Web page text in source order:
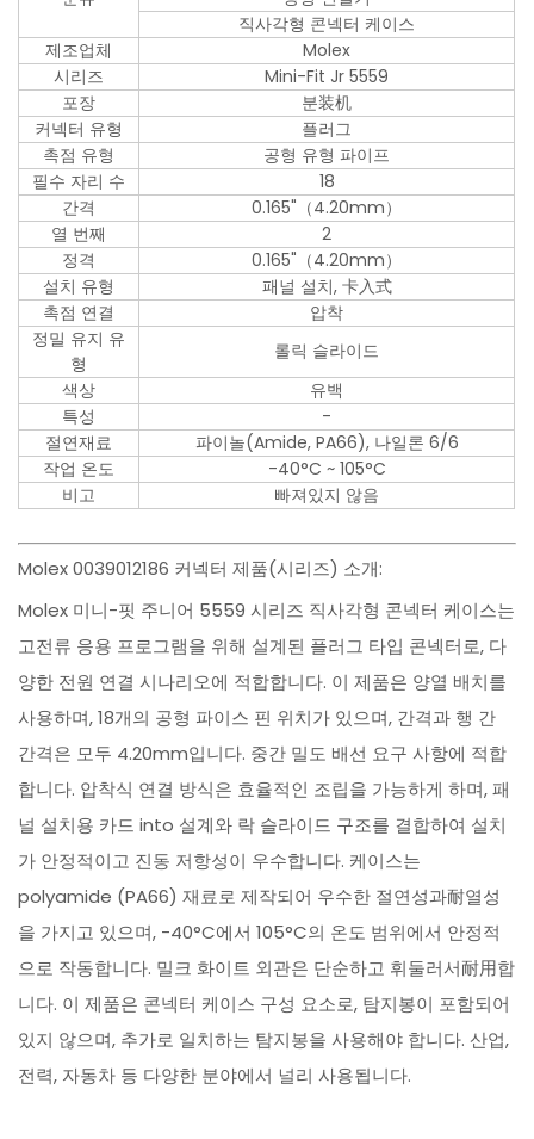
직사각형 콘넥터 케이스
제조업체
Molex
시리즈
Mini-Fit Jr 5559
포장
분装机
커넥터 유형
플러그
촉점 유형
공형 유형 파이프
필수 자리 수
18
간격
0.165"（4.20mm）
열 번째
2
정격
0.165"（4.20mm）
설치 유형
패널 설치, 卡入式
촉점 연결
압착
정밀 유지 유
형
롤릭 슬라이드
색상
유백
특성
-
절연재료
파이놀(Amide, PA66), 나일론 6/6
작업 온도
-40°C ~ 105°C
비고
빠져있지 않음
Molex 0039012186 커넥터 제품(시리즈) 소개:
Molex 미니-핏 주니어 5559 시리즈 직사각형 콘넥터 케이스는
고전류 응용 프로그램을 위해 설계된 플러그 타입 콘넥터로, 다
양한 전원 연결 시나리오에 적합합니다. 이 제품은 양열 배치를
사용하며, 18개의 공형 파이스 핀 위치가 있으며, 간격과 행 간
간격은 모두 4.20mm입니다. 중간 밀도 배선 요구 사항에 적합
합니다. 압착식 연결 방식은 효율적인 조립을 가능하게 하며, 패
널 설치용 카드 into 설계와 락 슬라이드 구조를 결합하여 설치
가 안정적이고 진동 저항성이 우수합니다. 케이스는
polyamide (PA66) 재료로 제작되어 우수한 절연성과耐열성
을 가지고 있으며, -40°C에서 105°C의 온도 범위에서 안정적
으로 작동합니다. 밀크 화이트 외관은 단순하고 휘둘러서耐用합
니다. 이 제품은 콘넥터 케이스 구성 요소로, 탐지봉이 포함되어
있지 않으며, 추가로 일치하는 탐지봉을 사용해야 합니다. 산업,
전력, 자동차 등 다양한 분야에서 널리 사용됩니다.